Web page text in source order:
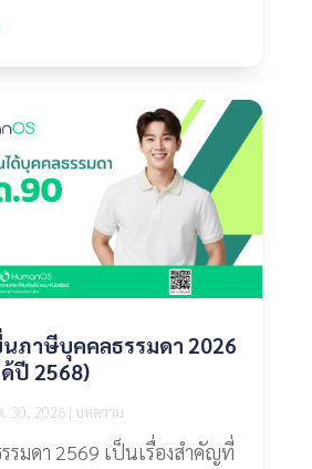
ภาษีบุคคลธรรมดา 2026
ปี 2568)
. 30, 2026| บทความ
มดา 2569 เป็นเรื่องสำคัญที่